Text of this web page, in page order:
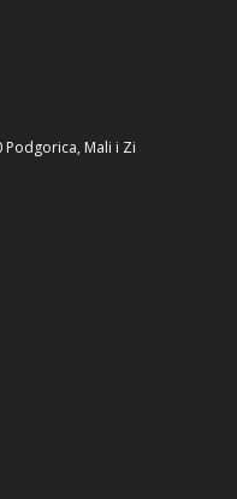
Podgorica, Mali i Zi